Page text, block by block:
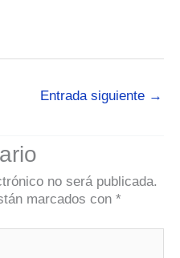
Entrada siguiente →
no será publicada.
marcados con *